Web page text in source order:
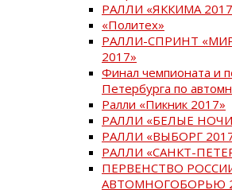
РАЛЛИ «ЯККИМА
«Политех»
РАЛЛИ-СПРИНТ
2017»
Финал чемпионата и
Петербурга по
Ралли «Пикник 2017»
РАЛЛИ «БЕЛЫЕ НОЧИ
РАЛЛИ «ВЫБОРГ
РАЛЛИ «САНКТ-
ПЕРВЕНСТВО
АВТОМНОГОБОРЬЮ